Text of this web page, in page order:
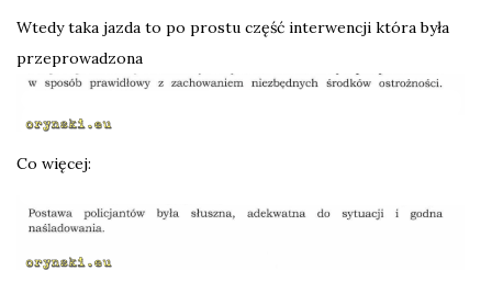
Wtedy taka jazda to po prostu część interwencji która była
przeprowadzona
Co więcej: